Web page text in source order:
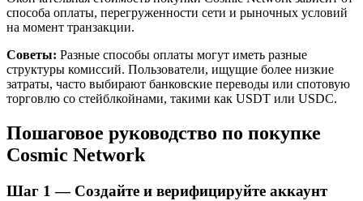
Авто Инвест
Получите долгосрочную прибыль и гибкие проценты
способа оплаты, перегруженности сети и рыночных условий
на момент транзакции.
Советы: Разные способы оплаты могут иметь разные
структуры комиссий. Пользователи, ищущие более низкие
затраты, часто выбирают банковские переводы или спотовую
торговлю со стейблкойнами, такими как USDT или USDC.
Пошаговое руководство по покупке
Cosmic Network
Шаг 1 — Создайте и верифицируйте аккаунт